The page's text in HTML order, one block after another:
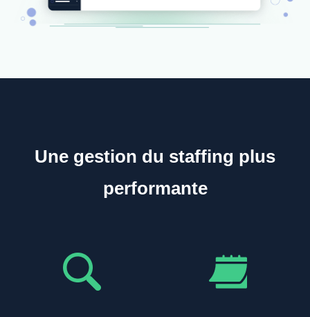
Une gestion du staffing plus
performante